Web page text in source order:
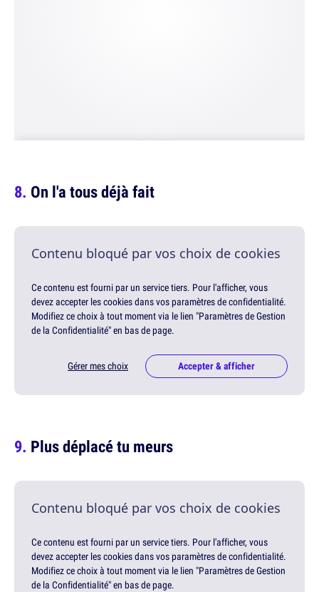
On l'a tous déjà fait
Contenu bloqué par vos choix de cookies
Ce contenu est fourni par un service tiers. Pour l'afficher, vous
devez accepter les cookies dans vos paramètres de confidentialité.
Modifiez ce choix à tout moment via le lien "Paramètres de Gestion
de la Confidentialité" en bas de page.
Gérer mes choix Accepter & afficher
Plus déplacé tu meurs
Contenu bloqué par vos choix de cookies
Ce contenu est fourni par un service tiers. Pour l'afficher, vous
devez accepter les cookies dans vos paramètres de confidentialité.
Modifiez ce choix à tout moment via le lien "Paramètres de Gestion
de la Confidentialité" en bas de page.